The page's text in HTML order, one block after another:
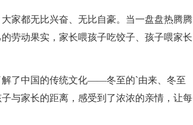
家都无比兴奋、无比自豪。当一盘盘热腾腾
劳动果实，家长喂孩子吃饺子、孩子喂家长
解了中国的传统文化——冬至的`由来、冬至
与家长的距离，感受到了浓浓的亲情，让每